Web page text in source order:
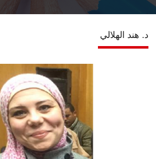
د. هند الهلالي